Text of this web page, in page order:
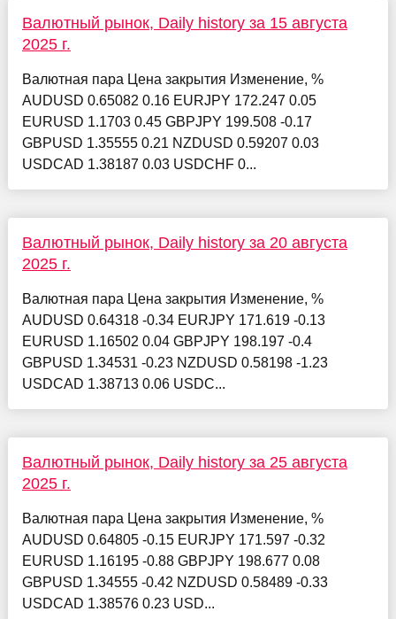
Валютный рынок, Daily history за 15 августа
2025 г.
Валютная пара Цена закрытия Изменение, %
AUDUSD 0.65082 0.16 EURJPY 172.247 0.05
EURUSD 1.1703 0.45 GBPJPY 199.508 -0.17
GBPUSD 1.35555 0.21 NZDUSD 0.59207 0.03
USDCAD 1.38187 0.03 USDCHF 0...
Валютный рынок, Daily history за 20 августа
2025 г.
Валютная пара Цена закрытия Изменение, %
AUDUSD 0.64318 -0.34 EURJPY 171.619 -0.13
EURUSD 1.16502 0.04 GBPJPY 198.197 -0.4
GBPUSD 1.34531 -0.23 NZDUSD 0.58198 -1.23
USDCAD 1.38713 0.06 USDC...
Валютный рынок, Daily history за 25 августа
2025 г.
Валютная пара Цена закрытия Изменение, %
AUDUSD 0.64805 -0.15 EURJPY 171.597 -0.32
EURUSD 1.16195 -0.88 GBPJPY 198.677 0.08
GBPUSD 1.34555 -0.42 NZDUSD 0.58489 -0.33
USDCAD 1.38576 0.23 USD...